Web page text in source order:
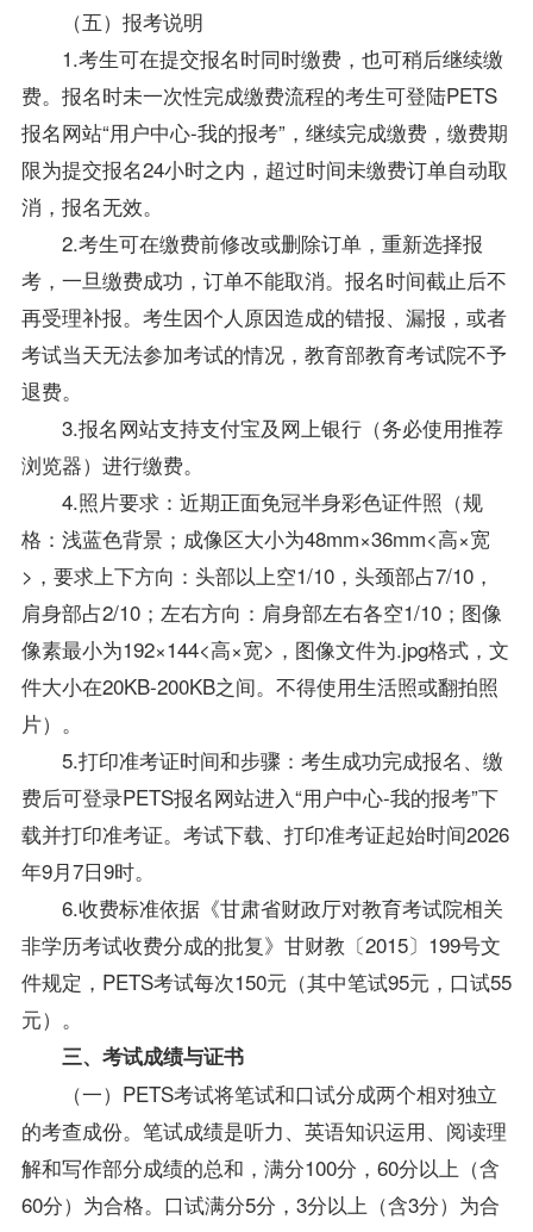
（五）报考说明
1.考生可在提交报名时同时缴费，也可稍后继续缴
费。报名时未一次性完成缴费流程的考生可登陆PETS
报名网站“用户中心-我的报考”，继续完成缴费，缴费期
限为提交报名24小时之内，超过时间未缴费订单自动取
消，报名无效。
2.考生可在缴费前修改或删除订单，重新选择报
考，一旦缴费成功，订单不能取消。报名时间截止后不
再受理补报。考生因个人原因造成的错报、漏报，或者
考试当天无法参加考试的情况，教育部教育考试院不予
退费。
3.报名网站支持支付宝及网上银行（务必使用推荐
浏览器）进行缴费。
4.照片要求：近期正面免冠半身彩色证件照（规
格：浅蓝色背景；成像区大小为48mm×36mm<高×宽
>，要求上下方向：头部以上空1/10，头颈部占7/10，
肩身部占2/10；左右方向：肩身部左右各空1/10；图像
像素最小为192×144<高×宽>，图像文件为.jpg格式，文
件大小在20KB-200KB之间。不得使用生活照或翻拍照
片）。
5.打印准考证时间和步骤：考生成功完成报名、缴
费后可登录PETS报名网站进入“用户中心-我的报考”下
载并打印准考证。考试下载、打印准考证起始时间2026
年9月7日9时。
6.收费标准依据《甘肃省财政厅对教育考试院相关
非学历考试收费分成的批复》甘财教〔2015〕199号文
件规定，PETS考试每次150元（其中笔试95元，口试55
元）。
三、考试成绩与证书
（一）PETS考试将笔试和口试分成两个相对独立
的考查成份。笔试成绩是听力、英语知识运用、阅读理
解和写作部分成绩的总和，满分100分，60分以上（含
60分）为合格。口试满分5分，3分以上（含3分）为合